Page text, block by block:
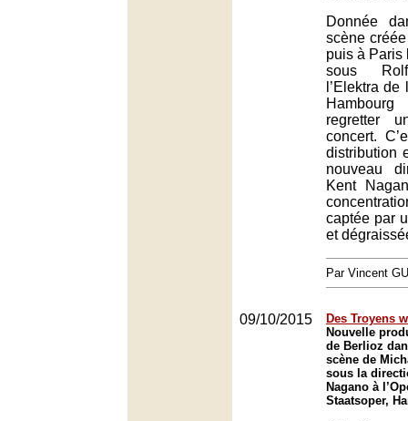
Donnée
scène
puis à Paris
sous Rolf
l’Elektra
regretter
concert.
distribution
nouveau
Kent
captée par
et
Par Vincent
09/10/2015
Des Troyens
Nouvelle
de Berlioz
scène de
sous la
Nagano à
Staatsoper,